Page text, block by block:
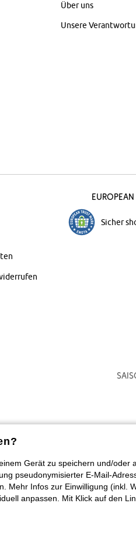
Über uns
Unsere
Sicher
Gerät zu speichern und/oder
pseudonymisierter E-Mail-
Mehr Infos zur Einwilligung (inkl.
anpassen. Mit Klick auf den